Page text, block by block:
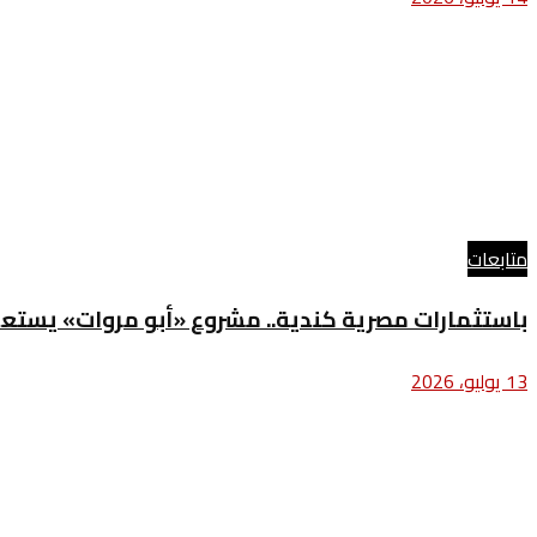
متابعات
باستثمارات مصرية كندية.. مشروع «أبو مروات» يستعد
13 يوليو، 2026